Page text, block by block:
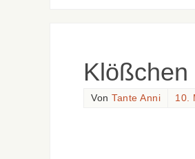
Von Tante Anni 10.